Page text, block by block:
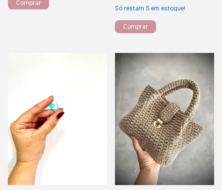
Comprar
Só restam 5 em estoque!
Comprar